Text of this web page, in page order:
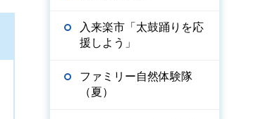
入来楽市「太鼓踊りを応
援しよう」
ファミリー自然体験隊
（夏）